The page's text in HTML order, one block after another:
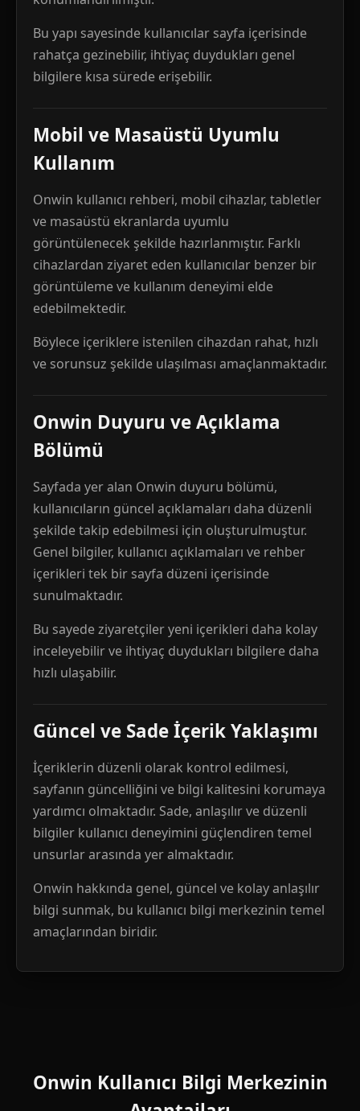
Bu yapı sayesinde kullanıcılar sayfa içerisinde
rahatça gezinebilir, ihtiyaç duydukları genel
bilgilere kısa sürede erişebilir.
Mobil ve Masaüstü Uyumlu
Kullanım
Onwin kullanıcı rehberi, mobil cihazlar, tabletler
ve masaüstü ekranlarda uyumlu
görüntülenecek şekilde hazırlanmıştır. Farklı
cihazlardan ziyaret eden kullanıcılar benzer bir
görüntüleme ve kullanım deneyimi elde
edebilmektedir.
Böylece içeriklere istenilen cihazdan rahat, hızlı
ve sorunsuz şekilde ulaşılması amaçlanmaktadır.
Onwin Duyuru ve Açıklama
Bölümü
Sayfada yer alan Onwin duyuru bölümü,
kullanıcıların güncel açıklamaları daha düzenli
şekilde takip edebilmesi için oluşturulmuştur.
Genel bilgiler, kullanıcı açıklamaları ve rehber
içerikleri tek bir sayfa düzeni içerisinde
sunulmaktadır.
Bu sayede ziyaretçiler yeni içerikleri daha kolay
inceleyebilir ve ihtiyaç duydukları bilgilere daha
hızlı ulaşabilir.
Güncel ve Sade İçerik Yaklaşımı
İçeriklerin düzenli olarak kontrol edilmesi,
sayfanın güncelliğini ve bilgi kalitesini korumaya
yardımcı olmaktadır. Sade, anlaşılır ve düzenli
bilgiler kullanıcı deneyimini güçlendiren temel
unsurlar arasında yer almaktadır.
Onwin hakkında genel, güncel ve kolay anlaşılır
bilgi sunmak, bu kullanıcı bilgi merkezinin temel
amaçlarından biridir.
Onwin Kullanıcı Bilgi Merkezinin